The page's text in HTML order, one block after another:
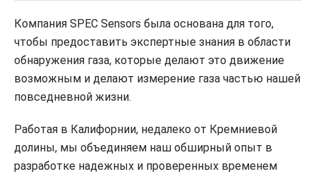
Компания SPEC Sensors была основана для того,
чтобы предоставить экспертные знания в области
обнаружения газа, которые делают это движение
возможным и делают измерение газа частью нашей
повседневной жизни.
Работая в Калифорнии, недалеко от Кремниевой
долины, мы объединяем наш обширный опыт в
разработке надежных и проверенных временем